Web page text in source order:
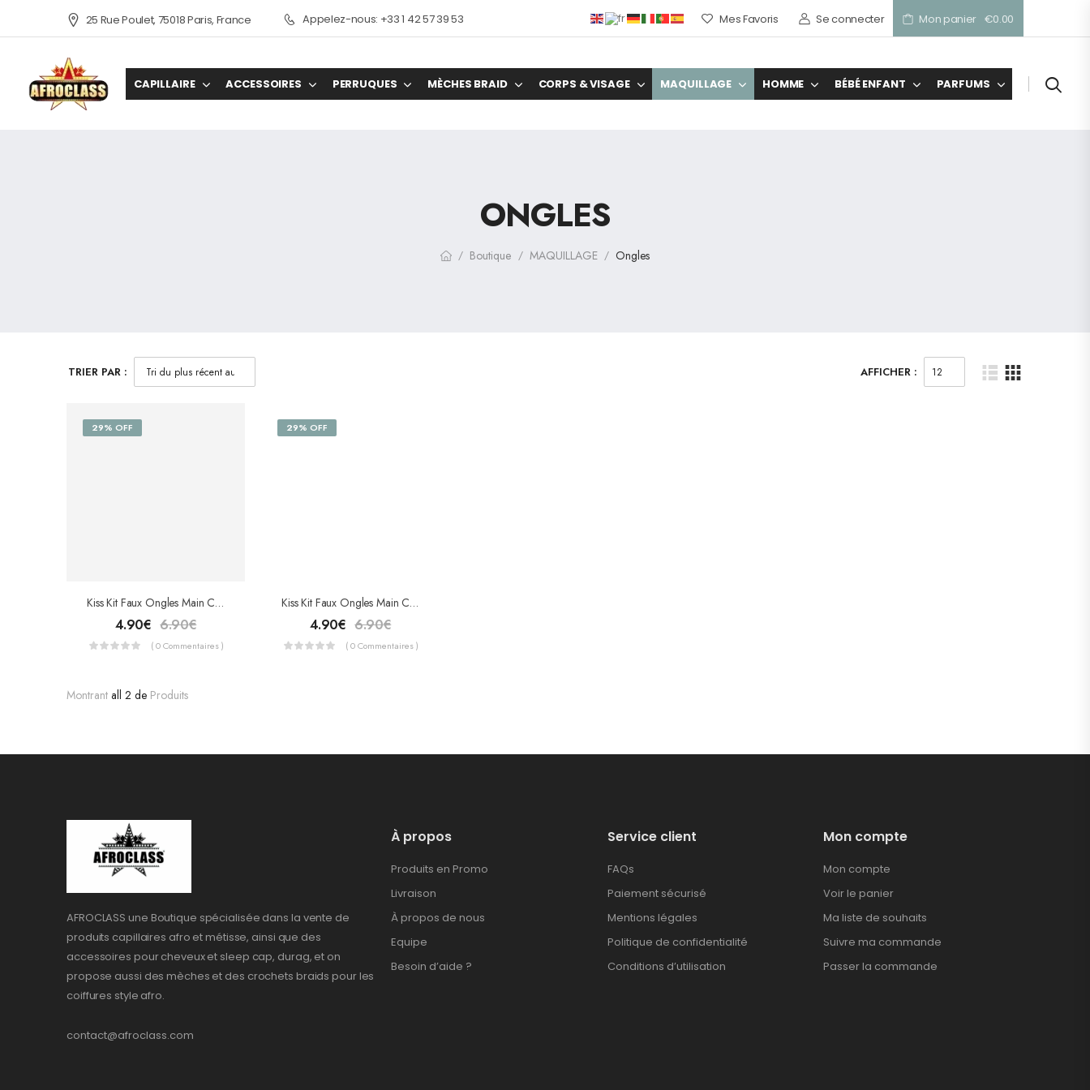
25 Rue Poulet, 75018 Paris, France Appelez-nous: +33 1 42 57 39 53 Mes Favoris Se connecter Mon panier €0.00
CAPILLAIRE ACCESSOIRES PERRUQUES MÈCHES BRAID CORPS & VISAGE MAQUILLAGE HOMME BÉBÉ ENFANT PARFUMS
ONGLES
/ Boutique / MAQUILLAGE / Ongles
TRIER PAR : AFFICHER :
29% OFF
Kiss Kit Faux Ongles Main Court Satin Noir Avec Colle SF09X
4.90€ 6.90€
( 0 Commentaires )
29% OFF
Kiss Kit Faux Ongles Main Court Avec Colle SF10X
4.90€ 6.90€
( 0 Commentaires )
Montrant all 2 de Produits
AFROCLASS une Boutique spécialisée dans la vente de
produits capillaires afro et métisse, ainsi que des
accessoires pour cheveux et sleep cap, durag, et on
propose aussi des mèches et des crochets braids pour les
coiffures style afro.
contact@afroclass.com
À propos
Produits en Promo
Livraison
À propos de nous
Equipe
Besoin d’aide ?
Service client
FAQs
Paiement sécurisé
Mentions légales
Politique de confidentialité
Conditions d’utilisation
Mon compte
Mon compte
Voir le panier
Ma liste de souhaits
Suivre ma commande
Passer la commande